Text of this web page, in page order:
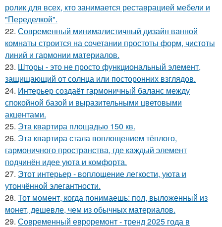
ролик для всех, кто занимается реставрацией мебели и
"Переделкой".
22. Современный минималистичный дизайн ванной
комнаты строится на сочетании простоты форм, чистоты
линий и гармонии материалов.
23. Шторы - это не просто функциональный элемент,
защищающий от солнца или посторонних взглядов.
24. Интерьер создаёт гармоничный баланс между
спокойной базой и выразительными цветовыми
акцентами.
25. Эта квартира площадью 150 кв.
26. Эта квартира стала воплощением тёплого,
гармоничного пространства, где каждый элемент
подчинён идее уюта и комфорта.
27. Этот интерьер - воплощение легкости, уюта и
утончённой элегантности.
28. Тот момент, когда понимаешь: пол, выложенный из
монет, дешевле, чем из обычных материалов.
29. Современный евроремонт - тренд 2025 года в